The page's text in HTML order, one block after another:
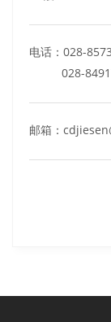
电话：028-
028-
邮箱：
输配产品的开发、